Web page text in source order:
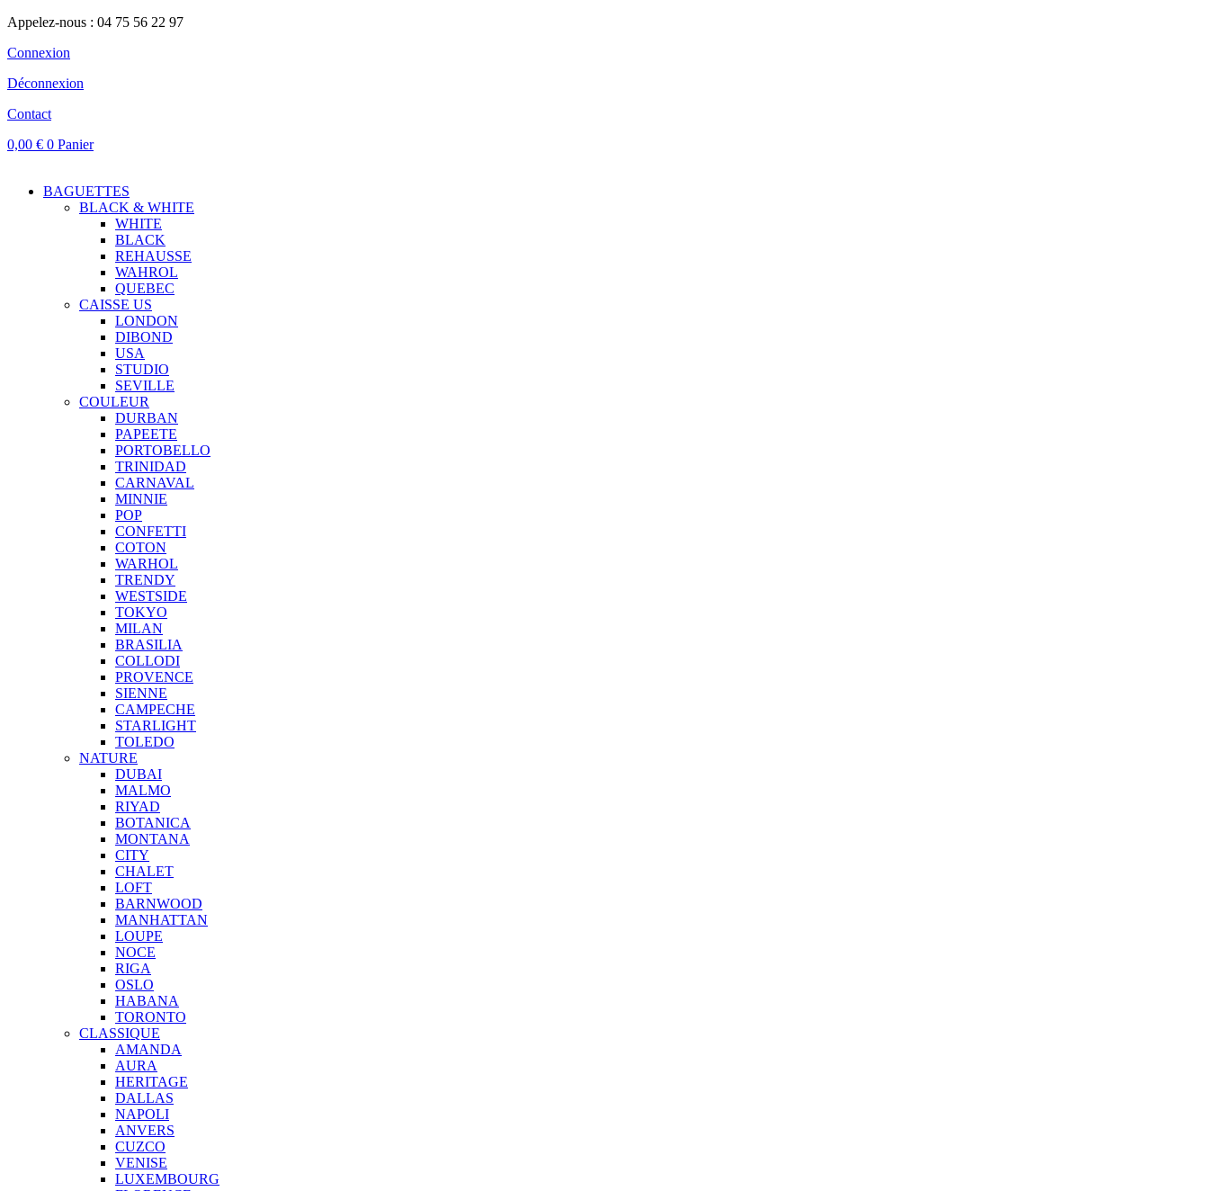
Appelez-nous : 04 75 56 22 97
Connexion
Déconnexion
Contact
0,00 € 0 Panier
BAGUETTES
BLACK & WHITE
WHITE
BLACK
REHAUSSE
WAHROL
QUEBEC
CAISSE US
LONDON
DIBOND
USA
STUDIO
SEVILLE
COULEUR
DURBAN
PAPEETE
PORTOBELLO
TRINIDAD
CARNAVAL
MINNIE
POP
CONFETTI
COTON
WARHOL
TRENDY
WESTSIDE
TOKYO
MILAN
BRASILIA
COLLODI
PROVENCE
SIENNE
CAMPECHE
STARLIGHT
TOLEDO
NATURE
DUBAI
MALMO
RIYAD
BOTANICA
MONTANA
CITY
CHALET
LOFT
BARNWOOD
MANHATTAN
LOUPE
NOCE
RIGA
OSLO
HABANA
TORONTO
CLASSIQUE
AMANDA
AURA
HERITAGE
DALLAS
NAPOLI
ANVERS
CUZCO
VENISE
LUXEMBOURG